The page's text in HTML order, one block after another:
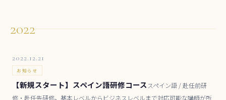
2022
2022.12.21
お知らせ
【新規スタート】スペイン語研修コーススペイン語 / 赴任前研
修・赴任先研修。基本レベルからビジネスレベルまで対応可能な講師が所